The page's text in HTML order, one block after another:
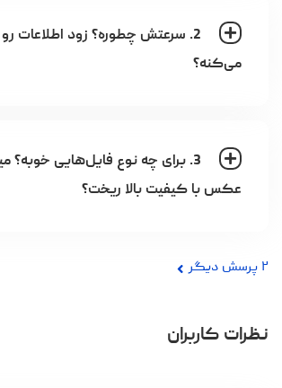
2. سرعتش چطوره؟ زود اطلاعات
می‌کنه؟
3. برای چه نوع فایل‌هایی خوبه؟
عکس با کیفیت بالا ریخت؟
۲ پرسش دیگر
نظرات کاربران